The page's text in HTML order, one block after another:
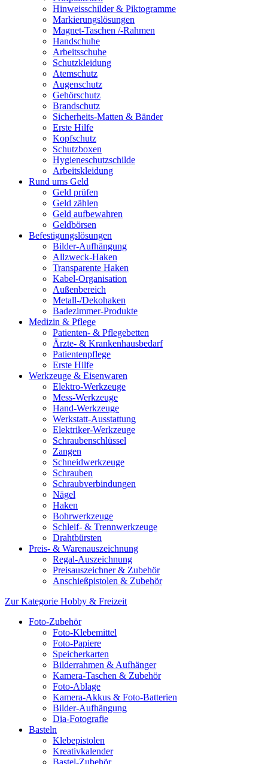
Hinweisschilder & Piktogramme
Markierungslösungen
Magnet-Taschen /-Rahmen
Handschuhe
Arbeitsschuhe
Schutzkleidung
Atemschutz
Augenschutz
Gehörschutz
Brandschutz
Sicherheits-Matten & Bänder
Erste Hilfe
Kopfschutz
Schutzboxen
Hygieneschutzschilde
Arbeitskleidung
Rund ums Geld
Geld prüfen
Geld zählen
Geld aufbewahren
Geldbörsen
Befestigungslösungen
Bilder-Aufhängung
Allzweck-Haken
Transparente Haken
Kabel-Organisation
Außenbereich
Metall-/Dekohaken
Badezimmer-Produkte
Medizin & Pflege
Patienten- & Pflegebetten
Ärzte- & Krankenhausbedarf
Patientenpflege
Erste Hilfe
Werkzeuge & Eisenwaren
Elektro-Werkzeuge
Mess-Werkzeuge
Hand-Werkzeuge
Werkstatt-Ausstattung
Elektriker-Werkzeuge
Schraubenschlüssel
Zangen
Schneidwerkzeuge
Schrauben
Schraubverbindungen
Nägel
Haken
Bohrwerkzeuge
Schleif- & Trennwerkzeuge
Drahtbürsten
Preis- & Warenauszeichnung
Regal-Auszeichnung
Preisauszeichner & Zubehör
Anschießpistolen & Zubehör
Zur Kategorie Hobby & Freizeit
Foto-Zubehör
Foto-Klebemittel
Foto-Papiere
Speicherkarten
Bilderrahmen & Aufhänger
Kamera-Taschen & Zubehör
Foto-Ablage
Kamera-Akkus & Foto-Batterien
Bilder-Aufhängung
Dia-Fotografie
Basteln
Klebepistolen
Kreativkalender
Bastel-Zubehör